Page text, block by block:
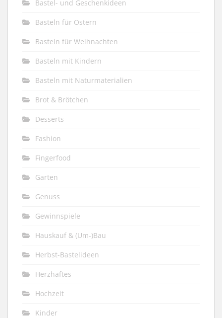
Bastel- und Geschenkideen
Basteln für Ostern
Basteln für Weihnachten
Basteln mit Kindern
Basteln mit Naturmaterialien
Brot & Brötchen
Desserts
Fashion
Fingerfood
Garten
Genuss
Gewinnspiele
Hauskauf & (Um-)Bau
Herbst-Bastelideen
Herzhaftes
Hochzeit
Kinder